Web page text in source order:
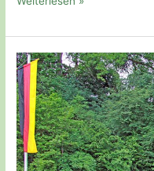
am
28.
Februar